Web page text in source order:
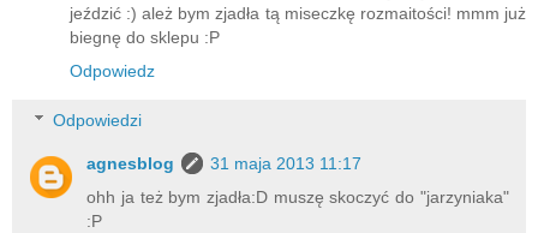
jeździć :) ależ bym zjadła tą miseczkę rozmaitości! mmm już
biegnę do sklepu :P
Odpowiedz
Odpowiedzi
agnesblog
31 maja 2013 11:17
ohh ja też bym zjadła:D muszę skoczyć do "jarzyniaka"
:P